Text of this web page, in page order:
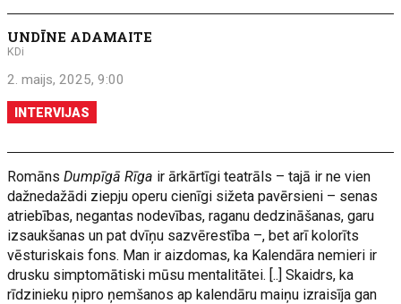
UNDĪNE ADAMAITE
KDi
2. maijs, 2025, 9:00
INTERVIJAS
RomānsDumpīgā Rīga ir ārkārtīgi teatrāls – tajā ir ne vien
dažnedažādi ziepju operu cienīgi sižeta pavērsieni – senas
atriebības, negantas nodevības, raganu dedzināšanas, garu
izsaukšanas un pat dvīņu sazvērestība –, bet arī kolorīts
vēsturiskais fons. Man ir aizdomas, ka Kalendāra nemieri ir
drusku simptomātiski mūsu mentalitātei. [..] Skaidrs, ka
rīdzinieku ņipro ņemšanos ap kalendāru maiņu izraisīja gan